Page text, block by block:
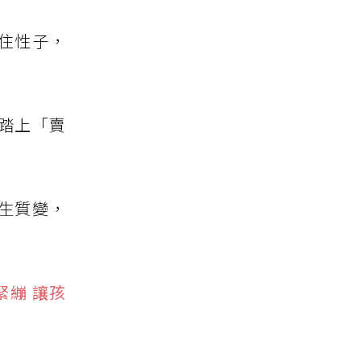
性子，
上「賣
質變，
繃 讓孩